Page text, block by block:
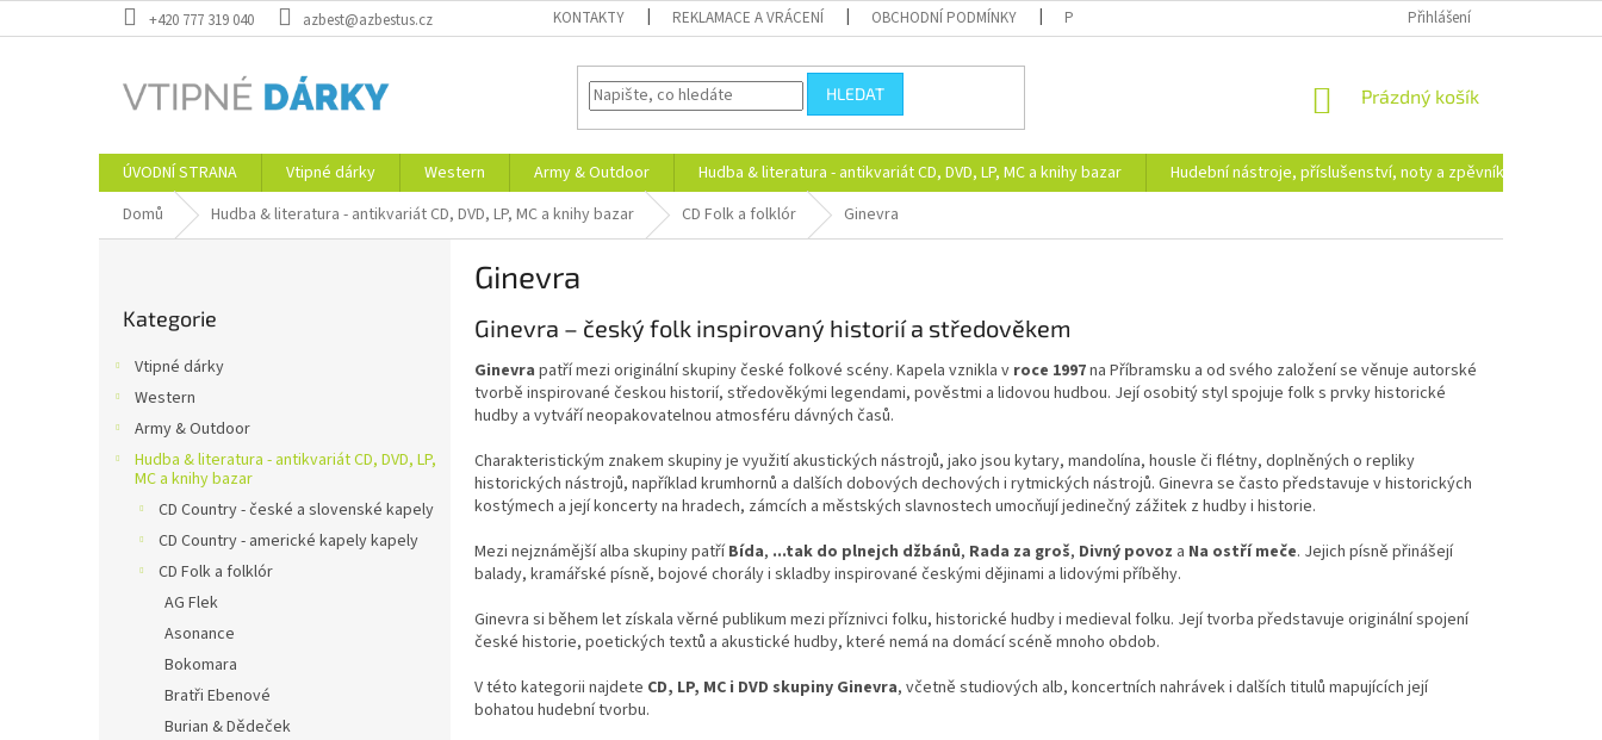
na
+420 777 319 040 azbest@azbestus.cz KONTAKTY REKLAMACE A VRÁCENÍ OBCHODNÍ PODMÍNKY PODMÍNKY OCHRANY OSOBNÍCH ÚDAJŮ DOPRAVA A PLATBA
Přihlášení
HLEDAT
NÁKUPNÍ
Prázdný košík
ÚVODNÍ STRANA Vtipné dárky Western Army & Outdoor Hudba & literatura - antikvariát CD, DVD, LP, MC a knihy bazar Hudební nástroje, příslušenství, noty a zpěvníky
Domů
Hudba & literatura - antikvariát CD, DVD, LP, MC a knihy bazar CD Folk a folklór Ginevra
kategorie
Kategorie
Vtipné dárky
Western
Army & Outdoor
Hudba & literatura - antikvariát CD, DVD, LP,
MC a knihy bazar
CD Country - české a slovenské kapely
CD Country - americké kapely kapely
CD Folk a folklór
AG Flek
Asonance
Bokomara
Bratři Ebenové
Burian & Dědeček
Ginevra
Ginevra – český folk inspirovaný historií a středověkem
Ginevra patří mezi originální skupiny české folkové scény. Kapela vznikla v roce 1997na Příbramsku a od svého založení se věnuje autorské
tvorbě inspirované českou historií, středověkými legendami, pověstmi a lidovou hudbou. Její osobitý styl spojuje folk s prvky historické
hudby a vytváří neopakovatelnou atmosféru dávných časů.
Charakteristickým znakem skupiny je využití akustických nástrojů, jako jsou kytary, mandolína, housle či flétny, doplněných o repliky
historických nástrojů, například krumhornů a dalších dobových dechových i rytmických nástrojů. Ginevra se často představuje v historických
kostýmech a její koncerty na hradech, zámcích a městských slavnostech umocňují jedinečný zážitek z hudby i historie.
Mezi nejznámější alba skupiny patříBída, ...tak do plnejch džbánů, Rada za groš, Divný povoz a Na ostří meče. Jejich písně přinášejí
balady, kramářské písně, bojové chorály i skladby inspirované českými dějinami a lidovými příběhy.
Ginevra si během let získala věrné publikum mezi příznivci folku, historické hudby i medieval folku. Její tvorba představuje originální spojení
české historie, poetických textů a akustické hudby, které nemá na domácí scéně mnoho obdob.
V této kategorii najdete CD, LP, MC i DVD skupiny Ginevra, včetně studiových alb, koncertních nahrávek i dalších titulů mapujících její
bohatou hudební tvorbu.